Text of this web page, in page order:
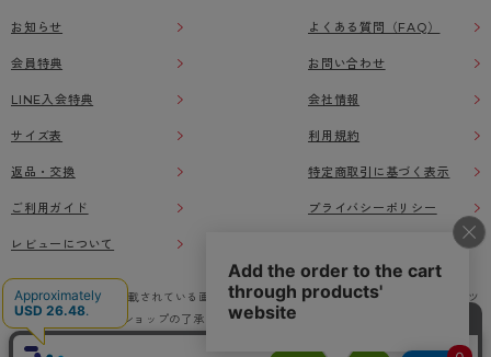
お知らせ
会員特典
LINE入会特典
サイズ表
返品・交換
ご利用ガイド
レビューについて
よくある質問（FAQ）
お問い合わせ
会社情報
利用規約
特定商取引に基づく表示
プライバシーポリシー
本ウェブサイト上に掲載されている画像、イラストなどの著作物の全部または一部をアツ
ギオンラインショップの了承なく無断で使用、複製することを禁じます。